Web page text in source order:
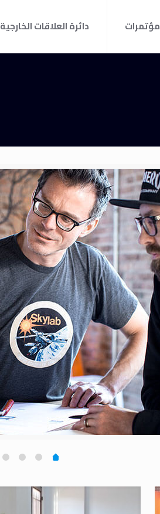
مؤتمرات دائرة العلاقات الخارجية